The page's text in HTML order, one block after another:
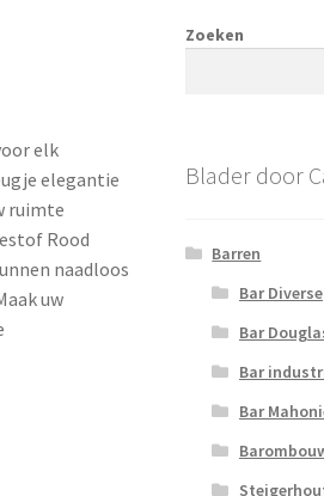
elk
elegantie
ruimte
Rood
naadloos
uw
Zoeken
Blader door
Barren
Bar Diverse
Bar
Bar
Bar